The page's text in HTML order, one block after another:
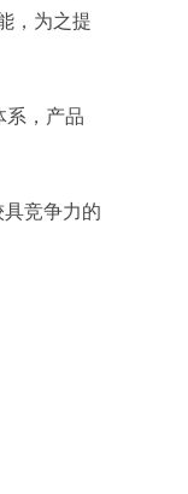
，为之提
系，产品
竞争力的